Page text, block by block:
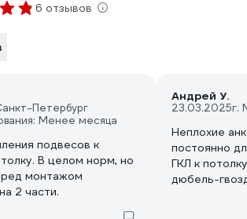
6 отзывов
Петербург
Менее месяца
подвесов к
В целом норм, но
монтажом
2 части.
Андрей У.
23.03.2025г.
Неплохие
постоянно
ГКЛ к
дюбель-